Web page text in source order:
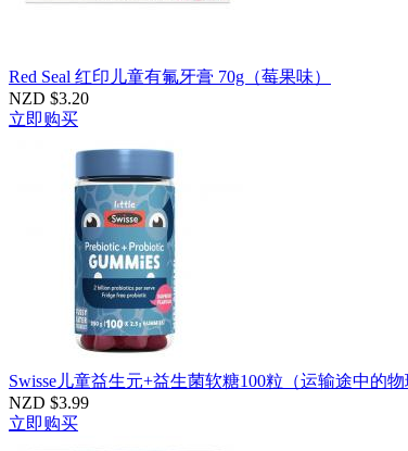
Red Seal 红印儿童有氟牙膏 70g（莓果味）
NZD $3.20
立即购买
Swisse儿童益生元+益生菌软糖100粒（运输途中的
NZD $3.99
立即购买